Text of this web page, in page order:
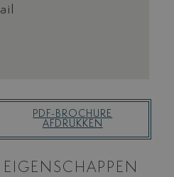
PDF-BROCHURE
AFDRUKKEN
EIGENSCHAPPEN